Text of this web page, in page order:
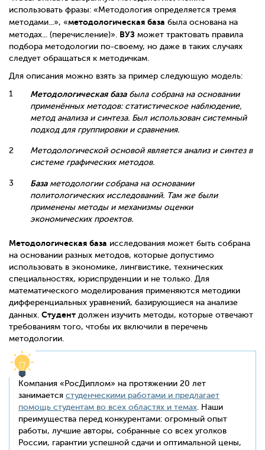
использовать фразы: «Методология определяется тремя
методами...», «методологическая база была основана на
методах... (перечисление)». ВУЗ может трактовать правила
подбора методологии по-своему, но даже в таких случаях
следует обращаться к методичкам.
Для описания можно взять за пример следующую модель:
Методологическая базабыла собрана на основании
применённых методов: статистическое наблюдение,
метод анализа и синтеза. Был использован системный
подход для группировки и сравнения.
Методологической основой является анализ и синтезв
системе графических методов.
Базаметодологии собрана на основании
политологических исследований. Там же были
применены методы и механизмы оценки
экономических проектов.
Методологическая база исследования может быть собрана
на основании разных методов, которые допустимо
использовать в экономике, лингвистике, технических
специальностях, юриспруденции и не только. Для
математического моделирования применяются методики
дифференциальных уравнений, базирующиеся на анализе
данных. Студент должен изучить методы, которые отвечают
требованиям того, чтобы их включили в перечень
методологии.
Компания «РосДиплом» на протяжении 20 лет
занимается студенческими работами и предлагает
помощь студентам во всех областях и темах . Наши
преимущества перед конкурентами: огромный опыт
работы, лучшие авторы, собранные со всех уголков
России, гарантии успешной сдачи и оптимальной цены,